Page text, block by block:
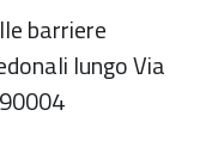
barriere
lungo Via